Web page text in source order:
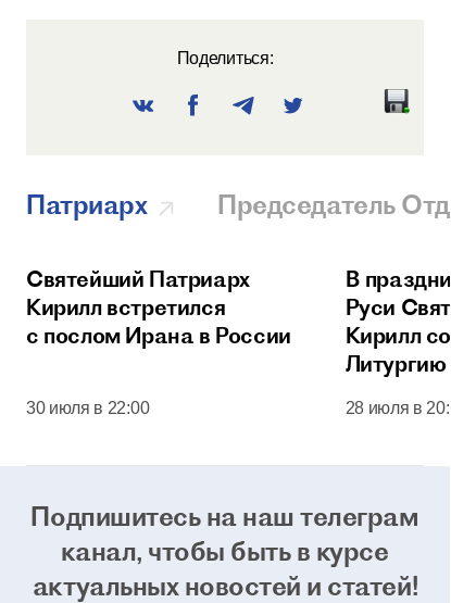
Поделиться:
Патриарх Председатель
Святейший Патриарх
Кирилл встретился
с послом Ирана в России
30 июля в 22:00
В
Руси
Кирилл
Кремля
28 июля в
Подпишитесь на наш телеграм
канал, чтобы быть в курсе
актуальных новостей и статей!